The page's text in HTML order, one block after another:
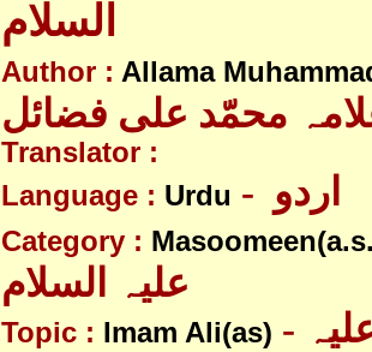
Author : Allama
محمّد علی فضائل
Translator :
Language : Urdu
Category :
Topic : Imam Ali(as) - امام علی علیہ